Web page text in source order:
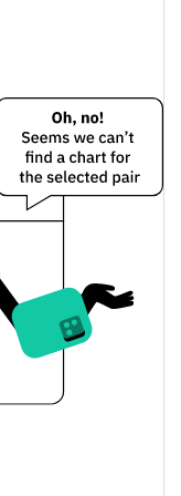
$0,00049072787 /
$0,00049074119
0.21%
$0,00048770336 /